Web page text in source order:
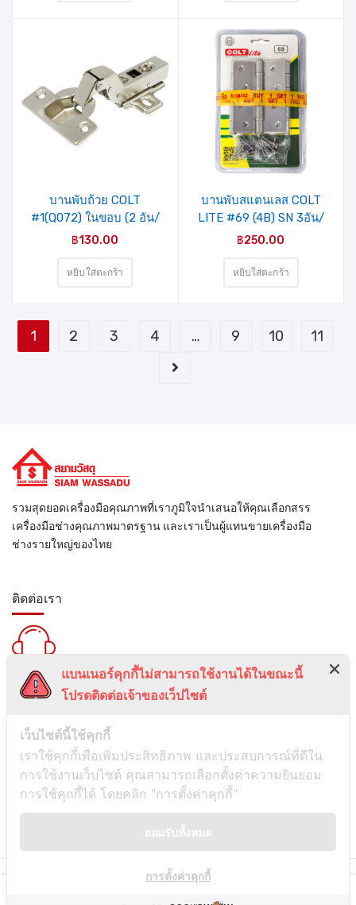
บานพับถ้วย COLT
#1(Q072) ในขอบ (2 อัน/
แพ็ค)
฿130.00
หยิบใส่ตะกร้า
บานพับสแตนเลส COLT
LITE #69 (4B) SN 3อัน/
แผง (รุ่นแผงคู่) 4″X3″
฿250.00
หยิบใส่ตะกร้า
1 2 3 4 … 9 10 11
รวมสุดยอดเครื่องมือคุณภาพที่เราภูมิใจนำเสนอให้คุณเลือกสรร
เครื่องมือช่างคุณภาพมาตรฐาน และเราเป็นผู้แทนขายเครื่องมือ
ช่างรายใหญ่ของไทย
ติดต่อเรา
สายด่วน :
099-5095739
เลขที่ 1 ซอยลาดพร้าว 24 แขวงจอมพล เขตจตุจักร กรุงเทพมหานคร
10900
ช่องทางการติดต่อ
Siamwassadu- All Rights Reserved - Powered by
แบนเนอร์คุกกี้ไม่สามารถใช้งานได้ในขณะนี้
โปรดติดต่อเจ้าของเว็ปไซต์
เว็บไซต์นี้ใช้คุกกี้
เราใช้คุกกี้เพื่อเพิ่มประสิทธิภาพ และประสบการณ์ที่ดีใน
การใช้งานเว็บไซต์ คุณสามารถเลือกตั้งค่าความยินยอม
การใช้คุกกี้ได้ โดยคลิก "การตั้งค่าคุกกี้"
ยอมรับทั้งหมด
การตั้งค่าคุกกี้